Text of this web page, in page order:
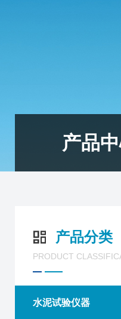
产品
产品分类
PRODUCT
水泥试验仪器